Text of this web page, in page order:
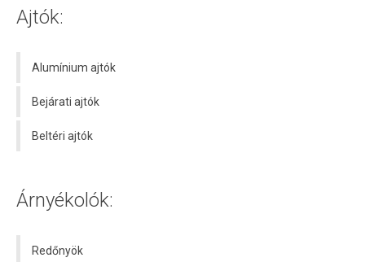
Ajtók:
Alumínium ajtók
Bejárati ajtók
Beltéri ajtók
Árnyékolók:
Redőnyök